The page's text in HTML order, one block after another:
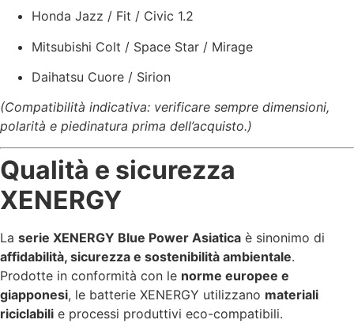
Honda Jazz / Fit / Civic 1.2
Mitsubishi Colt / Space Star / Mirage
Daihatsu Cuore / Sirion
(Compatibilità indicativa: verificare sempre dimensioni,
polarità e piedinatura prima dell’acquisto.)
Qualità e sicurezza
XENERGY
La serie XENERGY Blue Power Asiatica è sinonimo di
affidabilità, sicurezza e sostenibilità ambientale.
Prodotte in conformità con le norme europee e
giapponesi, le batterie XENERGY utilizzano materiali
riciclabili e processi produttivi eco-compatibili.